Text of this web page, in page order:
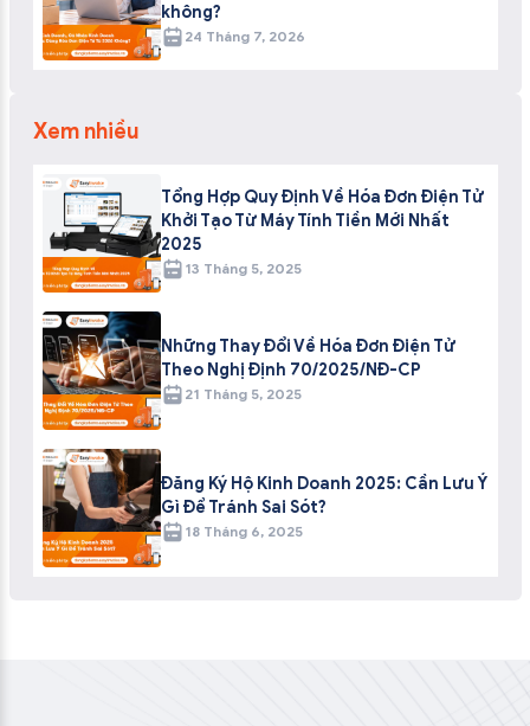
không?
24 Tháng 7, 2026
Xem nhiều
Tổng Hợp Quy Định Về Hóa Đơn Điện Tử
Khởi Tạo Từ Máy Tính Tiền Mới Nhất
2025
13 Tháng 5, 2025
Những Thay Đổi Về Hóa Đơn Điện Tử
Theo Nghị Định 70/2025/NĐ-CP
21 Tháng 5, 2025
Đăng Ký Hộ Kinh Doanh 2025: Cần Lưu Ý
Gì Để Tránh Sai Sót?
18 Tháng 6, 2025